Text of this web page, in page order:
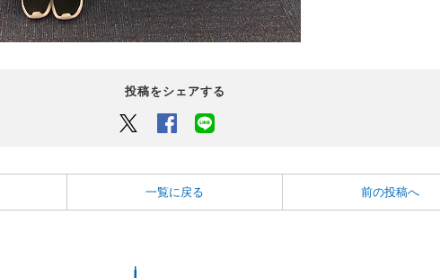
投稿をシェアする
Twitter Facebook
一覧に戻る 前の投稿へ